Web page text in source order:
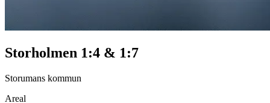
Storholmen 1:4 & 1:7
Storumans kommun
Areal